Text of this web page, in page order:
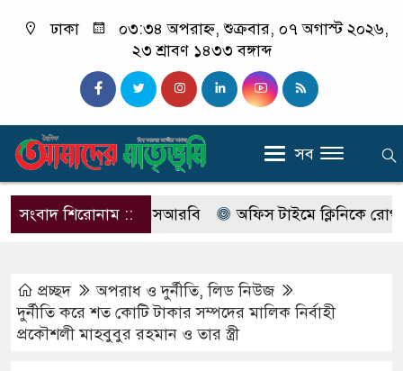
ঢাকা
০৩:৩৪ অপরাহ্ন, শুক্রবার, ০৭ অগাস্ট ২০২৬,
২৩ শ্রাবণ ১৪৩৩ বঙ্গাব্দ
সব
সংবাদ শিরোনাম ::
বদলে আসছে এসআরবি অফিস টাইমে ক্লিনিকে রোগী
প্রচ্ছদ অপরাধ ‍ও দুর্নীতি,লিড নিউজ
দুর্নীতি করে শত কোটি টাকার সম্পদের মালিক নির্বাহী
প্রকৌশলী মাহবুবুর রহমান ও তার স্ত্রী